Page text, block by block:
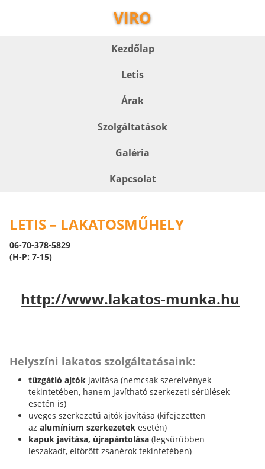
VIRO
Kezdőlap
Letis
Árak
Szolgáltatások
Galéria
Kapcsolat
LETIS – LAKATOSMŰHELY
06-70-378-5829
(H-P: 7-15)
http://www.lakatos-munka.hu
Helyszíni lakatos szolgáltatásaink:
tűzgátló ajtók javítása (nemcsak szerelvények
tekintetében, hanem javítható szerkezeti sérülések
esetén is)
üveges szerkezetű ajtók javítása (kifejezetten
az alumínium szerkezetek esetén)
kapuk javítása, újrapántolása (legsűrűbben
leszakadt, eltörött zsanérok tekintetében)